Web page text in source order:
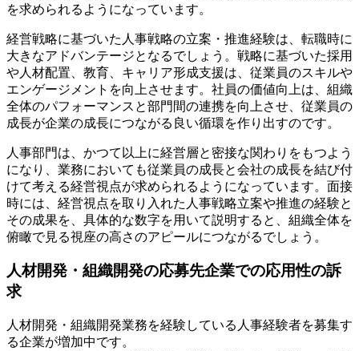
を求められるようになっています。
経営戦略に基づいた人事戦略の立案・推進経験は、転職時に
大きなアドバンテージとなるでしょう。戦略に基づいた採用
や人材配置、教育、キャリア形成支援は、従業員のスキルや
エンゲージメントを向上させます。社員の価値向上は、組織
全体のパフォーマンスと部門間の連携を向上させ、従業員の
成長が企業の成長につながる良い循環を作り出すのです。
人事部門は、かつて以上に経営層と密接な関わりをもつよう
になり、業務においても従業員の成長と会社の成長を結び付
けて考える経営視点が求められるようになっています。面接
時には、経営視点を取り入れた人事戦略立案や推進の経験と
その成果を、具体的な数字を用いて説明すると、組織全体を
俯瞰で見る視座の高さのアピールにつながるでしょう。
人材開発・組織開発の応募先企業での応用性の訴
求
人材開発・組織開発業務を経験している人事経験者を募集す
る企業が増加中です。